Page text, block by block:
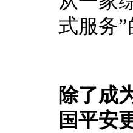
式服务
除了成
国平安